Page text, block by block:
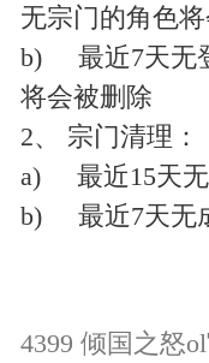
无宗门的角色
b) 最近7天无
将会被删除
2、 宗门清理：
a) 最近15天无
b) 最近7天无
4399 倾国之怒